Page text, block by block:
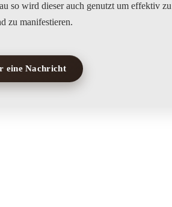
so wird dieser auch genutzt um effektiv zu
eine Nachricht